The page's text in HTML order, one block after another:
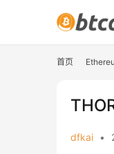
首页
dfkai •